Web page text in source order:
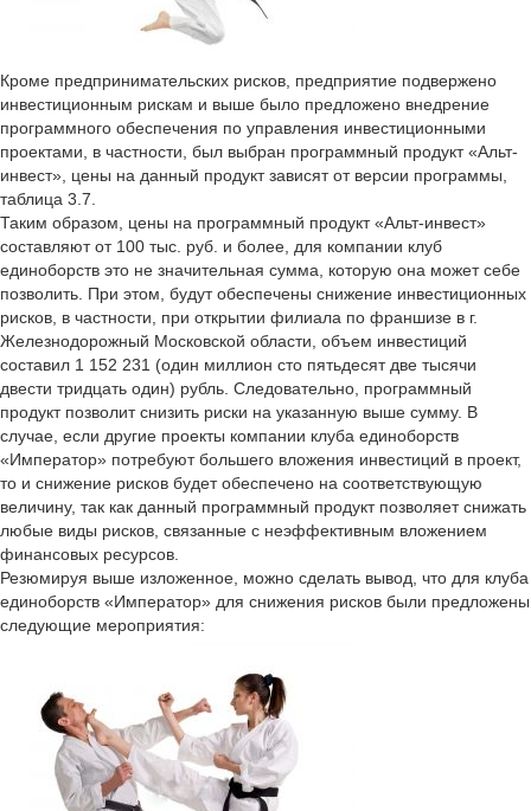
Кроме предпринимательских рисков, предприятие подвержено
инвестиционным рискам и выше было предложено внедрение
программного обеспечения по управления инвестиционными
проектами, в частности, был выбран программный продукт «Альт-
инвест», цены на данный продукт зависят от версии программы,
таблица 3.7.
Таким образом, цены на программный продукт «Альт-инвест»
составляют от 100 тыс. руб. и более, для компании клуб
единоборств это не значительная сумма, которую она может себе
позволить. При этом, будут обеспечены снижение инвестиционных
рисков, в частности, при открытии филиала по франшизе в г.
Железнодорожный Московской области, объем инвестиций
составил 1 152 231 (один миллион сто пятьдесят две тысячи
двести тридцать один) рубль. Следовательно, программный
продукт позволит снизить риски на указанную выше сумму. В
случае, если другие проекты компании клуба единоборств
«Император» потребуют большего вложения инвестиций в проект,
то и снижение рисков будет обеспечено на соответствующую
величину, так как данный программный продукт позволяет снижать
любые виды рисков, связанные с неэффективным вложением
финансовых ресурсов.
Резюмируя выше изложенное, можно сделать вывод, что для клуба
единоборств «Император» для снижения рисков были предложены
следующие мероприятия: